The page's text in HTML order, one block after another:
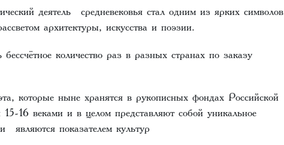
деятель средневековья стал одним из ярких символов
архитектуры, искусства и поэзии.
количество раз в разных странах по заказу
которые ныне хранятся в рукописных фондах Российской
16 веками и в целом представляют собой уникальное
являются показателем культур